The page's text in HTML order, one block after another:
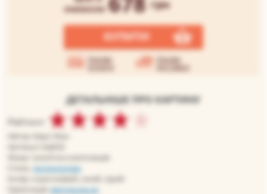
знижкою
грн
КУПИТИ
Умови Умови
доставки
ДЕТАЛЬНІШЕ ПРО КАРТИНУ
Рейтинг:
Автор: Беро Жан
Артикул: bej032
Жанр: сюжетна композиція
Стиль:імпресіонізм
Колір: коричневий, синій, сірий
Орієнтація:вертикальна